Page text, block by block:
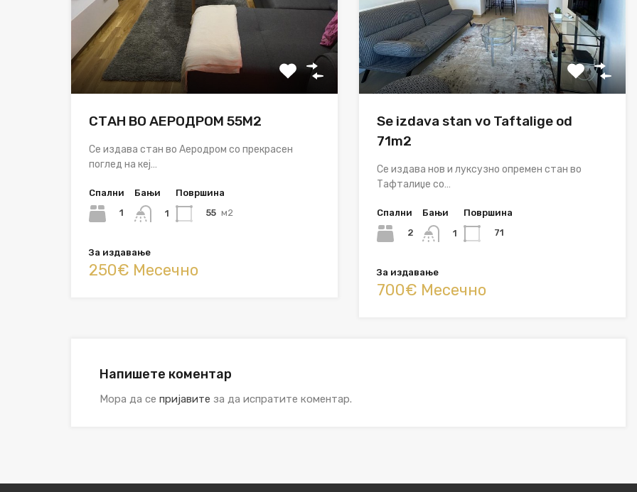
СТАН ВО АЕРОДРОМ 55М2
Се издава стан во Аеродром со прекрасен
поглед на кеј…
Спални
1
Бањи
1
Површина
55 м2
За издавање
250€ Месечно
Se izdava stan vo Taftalige od
71m2
Се издава нов и луксузно опремен стан во
Тафталиџе со…
Спални
2
Бањи
1
Површина
71
За издавање
700€ Месечно
Напишете коментар
Мора да се пријавите за да испратите коментар.